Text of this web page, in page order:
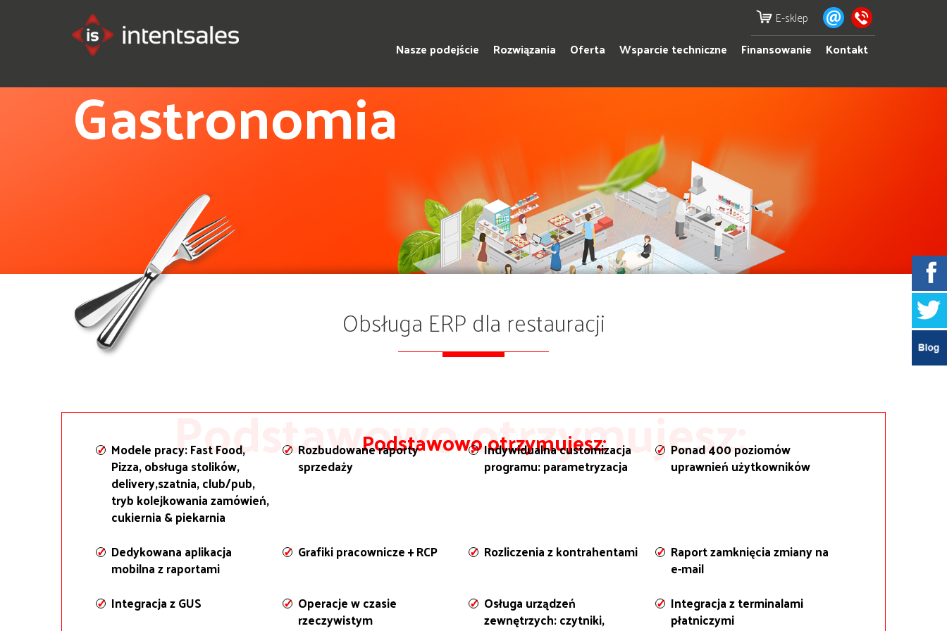
E-sklep
Nasze podejście
Rozwiązania Oferta Wsparcie techniczne Finansowanie Kontakt
Gastronomia
Obsługa ERP dla restauracji
Podstawowo otrzymujesz:
Podstawowo otrzymujesz:
Modele pracy: Fast Food,
Pizza, obsługa stolików,
delivery,szatnia, club/pub,
tryb kolejkowania zamówień,
cukiernia & piekarnia
Rozbudowane raporty
sprzedaży
Indywidualna customizacja
programu: parametryzacja
Ponad 400 poziomów
uprawnień użytkowników
Dedykowana aplikacja
mobilna z raportami
Grafiki pracownicze + RCP Rozliczenia z kontrahentami
Raport zamknięcia zmiany na
e-mail
Integracja z GUS
Operacje w czasie
rzeczywistym
Osługa urządzeń
zewnętrzych: czytniki,
Integracja z terminalami
płatniczymi